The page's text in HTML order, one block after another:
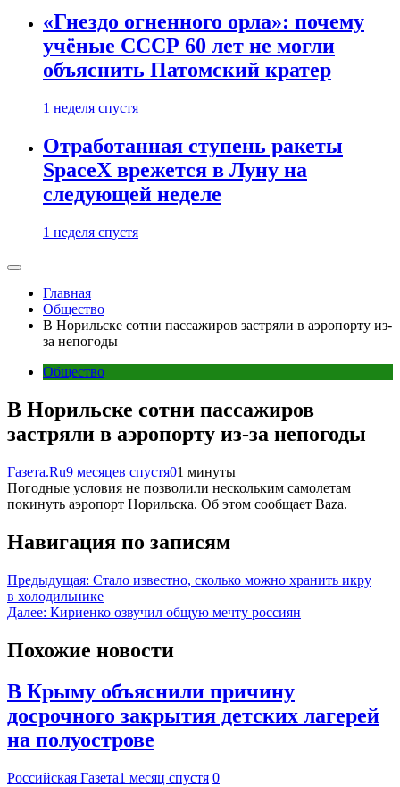
«Гнездо огненного орла»: почему
учёные СССР 60 лет не могли
объяснить Патомский кратер
1 неделя спустя
Отработанная ступень ракеты
SpaceX врежется в Луну на
следующей неделе
1 неделя спустя
Главная
Общество
В Норильске сотни пассажиров застряли в аэропорту из-
за непогоды
Общество
В Норильске сотни пассажиров
застряли в аэропорту из-за непогоды
Газета.Ru9 месяцев спустя01 минуты
Погодные условия не позволили нескольким самолетам
покинуть аэропорт Норильска. Об этом сообщает Baza.
Навигация по записям
Предыдущая: Стало известно, сколько можно хранить икру
в холодильнике
Далее: Кириенко озвучил общую мечту россиян
Похожие новости
В Крыму объяснили причину
досрочного закрытия детских лагерей
на полуострове
Российская Газета1 месяц спустя 0